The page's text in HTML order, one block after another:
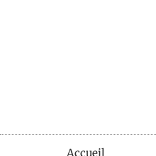
Accueil